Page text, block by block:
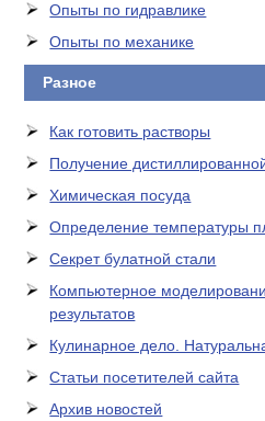
Опыты по гидравлике
Опыты по механике
Разное
Как готовить растворы
Получение
Химическая посуда
Определение температуры
Секрет булатной стали
Компьютерное
результатов
Кулинарное дело.
Статьи посетителей сайта
Архив новостей